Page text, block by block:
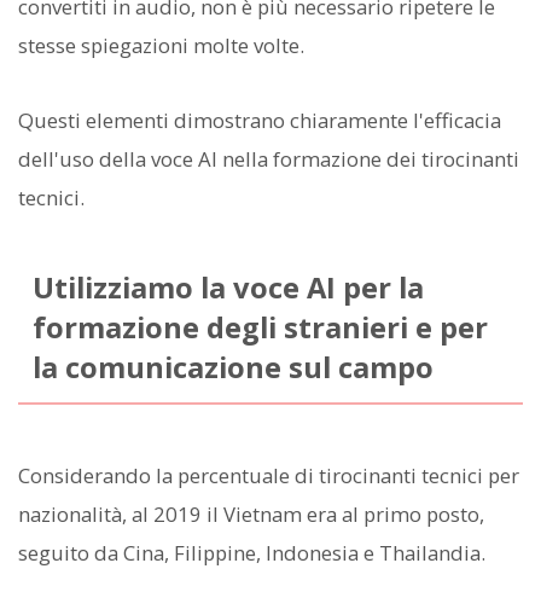
convertiti in audio, non è più necessario ripetere le
stesse spiegazioni molte volte.
Questi elementi dimostrano chiaramente l'efficacia
dell'uso della voce AI nella formazione dei tirocinanti
tecnici.
Utilizziamo la voce AI per la
formazione degli stranieri e per
la comunicazione sul campo
Considerando la percentuale di tirocinanti tecnici per
nazionalità, al 2019 il Vietnam era al primo posto,
seguito da Cina, Filippine, Indonesia e Thailandia.